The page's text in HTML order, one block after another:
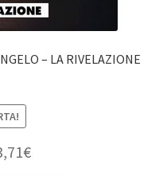
– LA RIVELAZIONE
€